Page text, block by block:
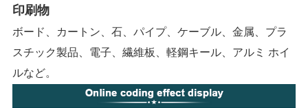
印刷物
ボード、カートン、石、パイプ、ケーブル、金属、プラ
スチック製品、電子、繊維板、軽鋼キール、アルミ ホイ
ルなど。